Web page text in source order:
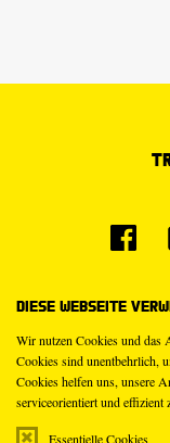
Diese Webseite
Wir nutzen Cookies und das
Cookies sind unentbehrlich,
Cookies helfen uns, unsere
serviceorientiert und effizient
Essentielle Cookies